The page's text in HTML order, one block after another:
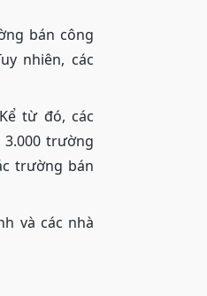
bán công
nhiên, các
từ đó, các
trường
trường bán
và các nhà